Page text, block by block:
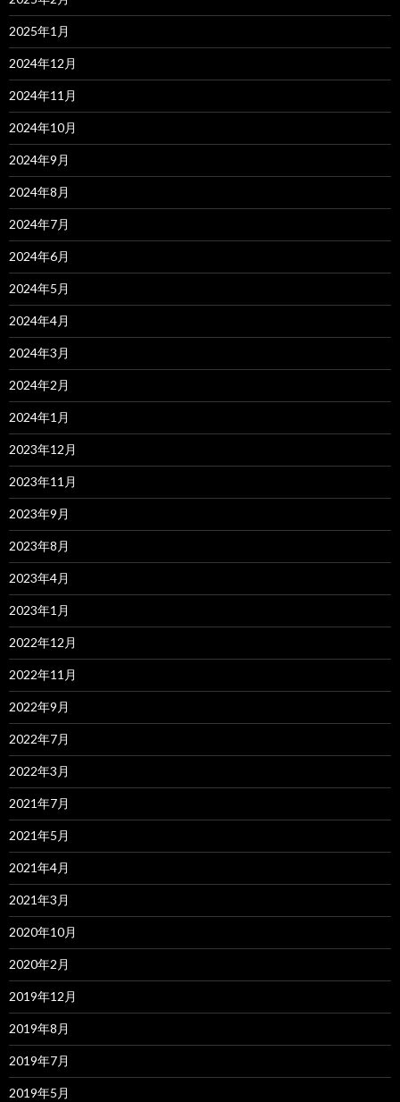
2025年1月
2024年12月
2024年11月
2024年10月
2024年9月
2024年8月
2024年7月
2024年6月
2024年5月
2024年4月
2024年3月
2024年2月
2024年1月
2023年12月
2023年11月
2023年9月
2023年8月
2023年4月
2023年1月
2022年12月
2022年11月
2022年9月
2022年7月
2022年3月
2021年7月
2021年5月
2021年4月
2021年3月
2020年10月
2020年2月
2019年12月
2019年8月
2019年7月
2019年5月